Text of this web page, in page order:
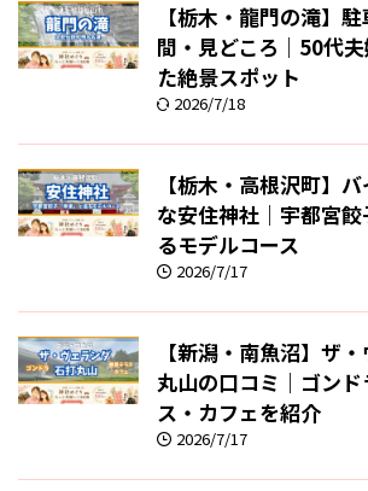
【栃木・龍門の滝】
間・見どころ｜50代
た絶景スポット
2026/7/18
【栃木・高根沢町】
な安住神社｜宇都宮
るモデルコース
2026/7/17
【新潟・南魚沼】ザ
丸山の口コミ｜ゴン
ス・カフェを紹介
2026/7/17